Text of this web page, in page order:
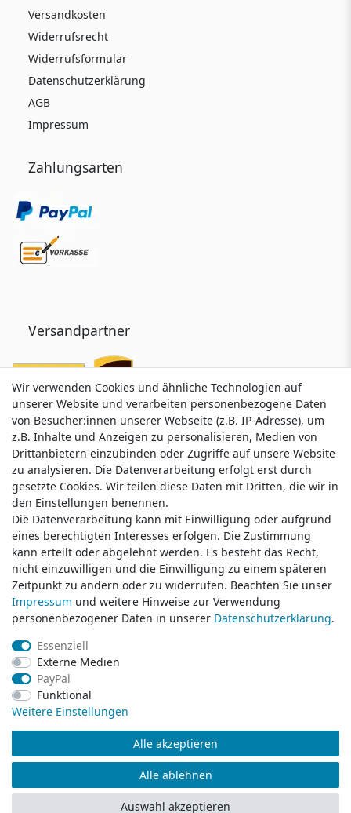
Versandkosten
Widerrufsrecht
Widerrufsformular
Datenschutzerklärung
AGB
Impressum
Zahlungsarten
Versandpartner
Service & Kontakt
Wünschen Sie einen Rückruf?
service@klamato.de
Schreiben Sie uns:
service@klamato.de
Durchschnittliche Bewertung von
Bewertungsgrundlage des Anbieters: 5 Verkaufs- und 3 Bewertungsplattformen
© Copyright 2026 klamato.de | Alle Rechte vorbehalten.
Wir verwenden Cookies und ähnliche Technologien auf
unserer Website und verarbeiten personenbezogene Daten
von Besucher:innen unserer Webseite (z.B. IP-Adresse), um
z.B. Inhalte und Anzeigen zu personalisieren, Medien von
Drittanbietern einzubinden oder Zugriffe auf unsere Website
zu analysieren. Die Datenverarbeitung erfolgt erst durch
gesetzte Cookies. Wir teilen diese Daten mit Dritten, die wir in
den Einstellungen benennen.
Die Datenverarbeitung kann mit Einwilligung oder aufgrund
eines berechtigten Interesses erfolgen. Die Zustimmung
kann erteilt oder abgelehnt werden. Es besteht das Recht,
nicht einzuwilligen und die Einwilligung zu einem späteren
Zeitpunkt zu ändern oder zu widerrufen. Beachten Sie unser
Impressum und weitere Hinweise zur Verwendung
personenbezogener Daten in unserer Daten­schutz­erklärung.
Essenziell
Externe Medien
PayPal
Funktional
Weitere Einstellungen
Alle akzeptieren
Alle ablehnen
Auswahl akzeptieren
Wir verwenden Cookies und ähnliche Technologien auf
unserer Website und verarbeiten personenbezogene Daten
von Besucher:innen unserer Webseite (z.B. IP-Adresse), um
z.B. Inhalte und Anzeigen zu personalisieren, Medien von
Drittanbietern einzubinden oder Zugriffe auf unsere Website
zu analysieren. Die Datenverarbeitung erfolgt erst durch
gesetzte Cookies. Wir teilen diese Daten mit Dritten, die wir in
den Einstellungen benennen.
Die Datenverarbeitung kann mit Einwilligung oder aufgrund
eines berechtigten Interesses erfolgen. Die Zustimmung
kann erteilt oder abgelehnt werden. Es besteht das Recht,
nicht einzuwilligen und die Einwilligung zu einem späteren
Zeitpunkt zu ändern oder zu widerrufen. Beachten Sie unser
Impressum und weitere Hinweise zur Verwendung
personenbezogener Daten in unserer Daten­schutz­erklärung.
Essenziell
Externe Medien
PayPal
Funktional
Weitere Einstellungen
Alle akzeptieren
Alle ablehnen
Auswahl akzeptieren